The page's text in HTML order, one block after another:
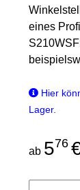
eines
Hier
Lager.
ab 576